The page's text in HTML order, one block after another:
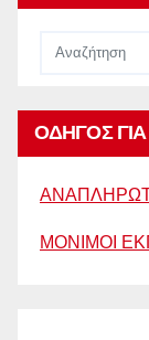
ΟΔΗΓΟΣ ΓΙΑ
ΜΟΝΙΜΟΙ